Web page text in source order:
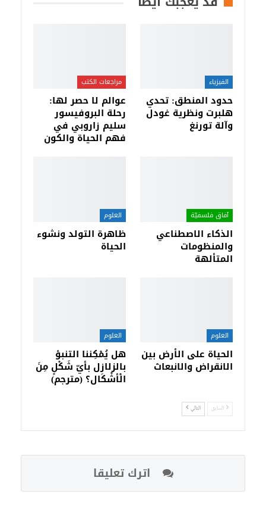
الفيزياء
حدود المنطق: تحدي
هلبرت ونظرية غودل
وآلة تورنغ
مراجعات الكتب
عوالم لا حصر لها:
رحلة البروفيسور
سليم زاروبي في
فهم الحياة والكون
آفاق فلسفيّة‎
الذكاء الاصطناعي
والمنظومات
المتألهة
العلوم
ظاهرة التولد ونشوء
الحياة
العلوم
الحياة على الأرض بين
الانقراض والانبعاث
العلوم
هل يُمْكِننا التنبؤ
بالزلازل بأيّ شَكْلٍ مِنَ
الْأشْكَال؟ (مترجم)
السابق التالي
اترك تعليقا